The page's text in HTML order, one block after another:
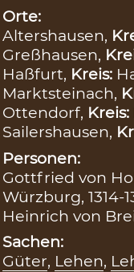
Orte:
Altershausen,
Greßhausen,
Haßfurt, Kreis:
Marktsteinach,
Ottendorf, Kreis:
Sailershausen,
Personen:
Gottfried von
Würzburg, 1314-
Heinrich von
Sachen:
Güter, Lehen,